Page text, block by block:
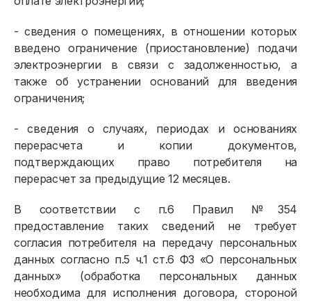
- сведения о помещениях, в отношении которых
введено ограничение (приостановление) подачи
электроэнергии в связи с задолженностью, а
также об устранении оснований для введения
ограничения;
- сведения о случаях, периодах и основаниях
перерасчета и копии документов,
подтверждающих право потребителя на
перерасчет за предыдущие 12 месяцев.
В соответствии с п.6 Правил №354
предоставление таких сведений не требует
согласия потребителя на передачу персональных
данных согласно п.5 ч.1 ст.6 ФЗ «О персональных
данных» (обработка персональных данных
необходима для исполнения договора, стороной